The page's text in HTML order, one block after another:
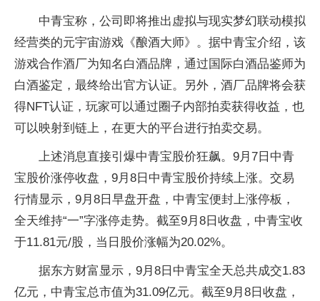
中青宝称，公司即将推出虚拟与现实梦幻联动模拟
经营类的元宇宙游戏《酿酒大师》。据中青宝介绍，该
游戏合作酒厂为知名白酒品牌，通过国际白酒品鉴师为
白酒鉴定，最终给出官方认证。另外，酒厂品牌将会获
得NFT认证，玩家可以通过圈子内部拍卖获得收益，也
可以映射到链上，在更大的平台进行拍卖交易。
上述消息直接引爆中青宝股价狂飙。9月7日中青
宝股价涨停收盘，9月8日中青宝股价持续上涨。交易
行情显示，9月8日早盘开盘，中青宝便封上涨停板，
全天维持“一”字涨停走势。截至9月8日收盘，中青宝收
于11.81元/股，当日股价涨幅为20.02%。
据东方财富显示，9月8日中青宝全天总共成交1.83
亿元，中青宝总市值为31.09亿元。截至9月8日收盘，